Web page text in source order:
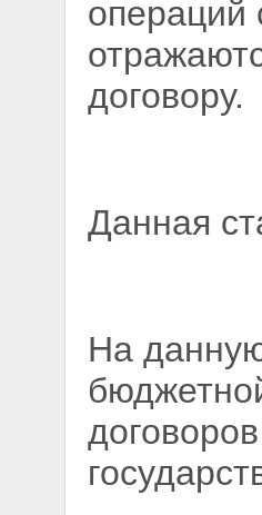
операций
договору.
Данная
На